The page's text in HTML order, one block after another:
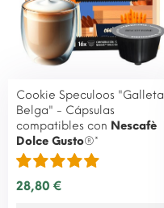
Cookie Speculoos "Galleta
Belga" - Cápsulas
compatibles con Nescafè
Dolce Gusto®*
28,80 €